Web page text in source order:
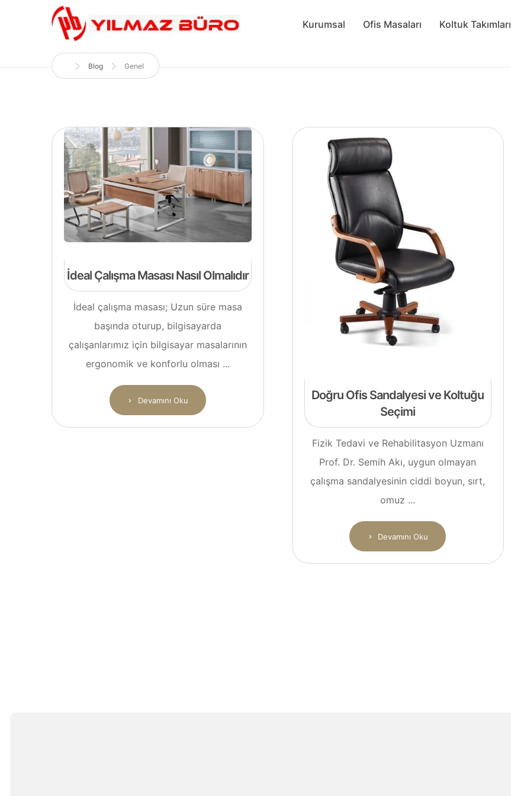
Kurumsal Ofis Masaları Koltuk Takımları
Blog Genel
İdeal Çalışma Masası Nasıl Olmalıdır
İdeal çalışma masası; Uzun süre masa
başında oturup, bilgisayarda
çalışanlarımız için bilgisayar masalarının
ergonomik ve konforlu olması ...
Devamını Oku
Doğru Ofis Sandalyesi ve Koltuğu
Seçimi
Fizik Tedavi ve Rehabilitasyon Uzmanı
Prof. Dr. Semih Akı, uygun olmayan
çalışma sandalyesinin ciddi boyun, sırt,
omuz ...
Devamını Oku